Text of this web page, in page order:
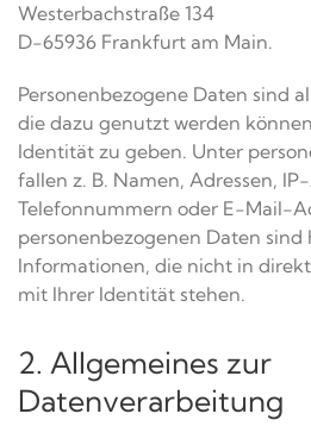
Westerbachstraße 134
D-65936 Frankfurt am Main.
Personenbezogene Daten sind
die dazu genutzt werden
Identität zu geben. Unter
fallen z. B. Namen, Adressen,
Telefonnummern oder E-Mail-
personenbezogenen Daten sind
Informationen, die nicht in
mit Ihrer Identität stehen.
2. Allgemeines zur
Datenverarbeitung